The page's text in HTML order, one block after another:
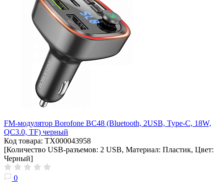
FM-модулятор Borofone BC48 (Bluetooth, 2USB, Type-C, 18W,
QC3.0, TF) черный
Код товара: ТХ000043958
[Количество USB-разъемов: 2 USB, Материал: Пластик, Цвет:
Черный]
0